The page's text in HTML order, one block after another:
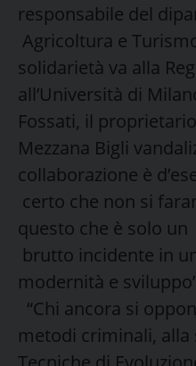
responsabile del
Agricoltura e
solidarietà va alla
all’Università di
Fossati, il
Mezzana Bigli
collaborazione è
certo che non si
questo che è solo un
brutto incidente in
modernità e
“Chi ancora si
metodi criminali,